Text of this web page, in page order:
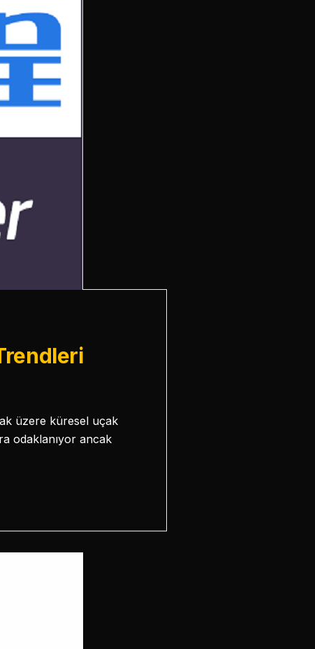
üzere küresel uçak
odaklanıyor ancak